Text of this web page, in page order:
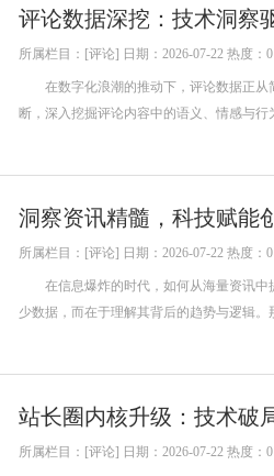
评论数据深挖：技术洞察
所属栏目：[评论] 日期：2026-07-22 热度：0
在数字化浪潮的推动下，评论数据正从
断，深入挖掘评论内容中的语义、情感与
洞察资讯精髓，科技赋能
所属栏目：[评论] 日期：2026-07-22 热度：0
在信息爆炸的时代，如何从海量资讯中
少数据，而在于理解其背后的趋势与逻辑
站长圈内核升级：技术破
所属栏目：[评论] 日期：2026-07-22 热度：0